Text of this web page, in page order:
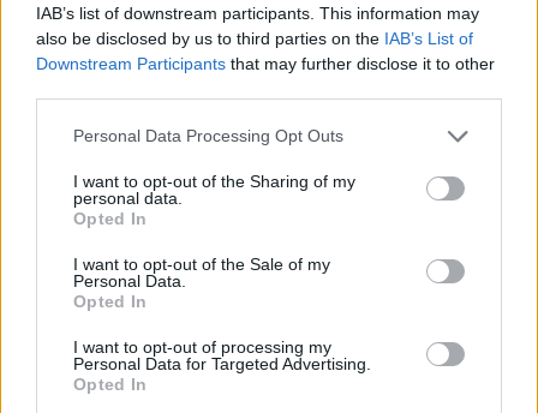
IAB’s list of downstream participants. This information may
also be disclosed by us to third parties on the IAB’s List of
Downstream Participants that may further disclose it to other
Please note that this website/app uses one or more Google
not limited to your visit or usage behaviour. You may click to
grant or deny consent to Google and its third-party tags to
use your data for below specified purposes in below Google
consent section.
Personal Data Processing Opt Outs
I want to opt-out of the Sharing of my
personal data.
Opted In
I want to opt-out of the Sale of my
Personal Data.
Opted In
I want to opt-out of processing my
Personal Data for Targeted Advertising.
Opted In